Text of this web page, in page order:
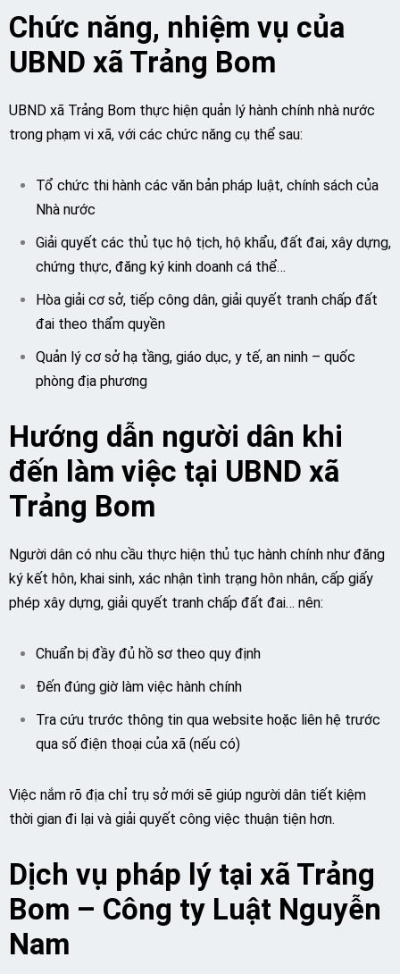
Chức năng, nhiệm vụ của
UBND xã Trảng Bom
UBND xã Trảng Bom thực hiện quản lý hành chính nhà nước
trong phạm vi xã, với các chức năng cụ thể sau:
Tổ chức thi hành các văn bản pháp luật, chính sách của
Nhà nước
Giải quyết các thủ tục hộ tịch, hộ khẩu, đất đai, xây dựng,
chứng thực, đăng ký kinh doanh cá thể…
Hòa giải cơ sở, tiếp công dân, giải quyết tranh chấp đất
đai theo thẩm quyền
Quản lý cơ sở hạ tầng, giáo dục, y tế, an ninh – quốc
phòng địa phương
Hướng dẫn người dân khi
đến làm việc tại UBND xã
Trảng Bom
Người dân có nhu cầu thực hiện thủ tục hành chính như đăng
ký kết hôn, khai sinh, xác nhận tình trạng hôn nhân, cấp giấy
phép xây dựng, giải quyết tranh chấp đất đai… nên:
Chuẩn bị đầy đủ hồ sơ theo quy định
Đến đúng giờ làm việc hành chính
Tra cứu trước thông tin qua website hoặc liên hệ trước
qua số điện thoại của xã (nếu có)
Việc nắm rõ địa chỉ trụ sở mới sẽ giúp người dân tiết kiệm
thời gian đi lại và giải quyết công việc thuận tiện hơn.
Dịch vụ pháp lý tại xã Trảng
Bom – Công ty Luật Nguyễn
Nam